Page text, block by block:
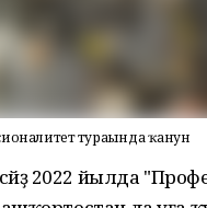
тураһында ҡанун
2022 йылда